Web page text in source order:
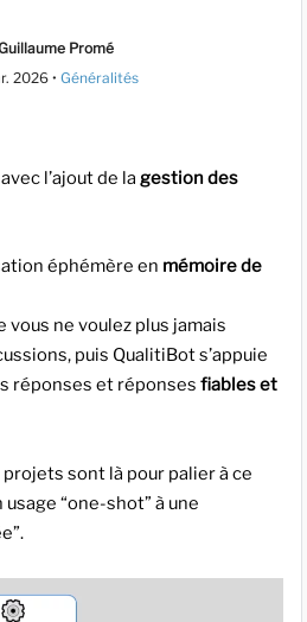
Promé
2026• Généralités
l’ajout de la gestion des
éphémère en mémoire de
vous ne voulez plus jamais
puis QualitiBot s’appuie
réponses et réponses fiables et
projets sont là pour palier à ce
“one-shot” à une